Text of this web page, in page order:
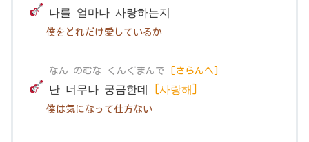
나를 얼마나 사랑하는지
僕をどれだけ愛しているか
なん のむな くんぐまんで さらんへ]
난 너무나 궁금한데 [사랑해]
僕は気になって仕方ない